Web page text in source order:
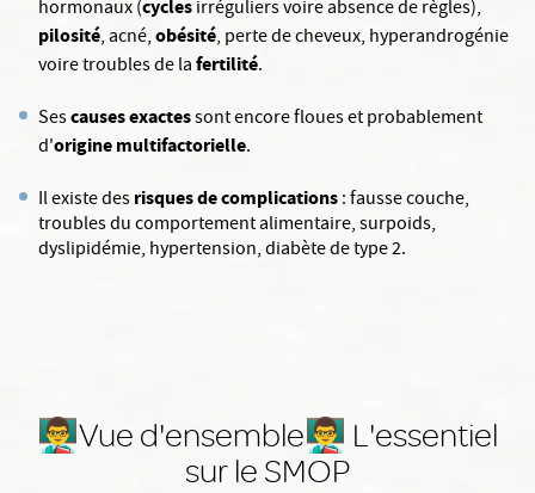
hormonaux (cyclesirréguliers voire absence de règles),
pilosité, acné,obésité, perte de cheveux, hyperandrogénie
voire troubles de lafertilité.
Sescauses exactessont encore floues et probablement
d'origine multifactorielle.
Il existe desrisques decomplications: fausse couche,
troubles du comportement alimentaire, surpoids,
dyslipidémie, hypertension, diabète de type 2.
👨‍🏫Vue d'ensemble👨‍🏫 L'essentiel
sur le SMOP